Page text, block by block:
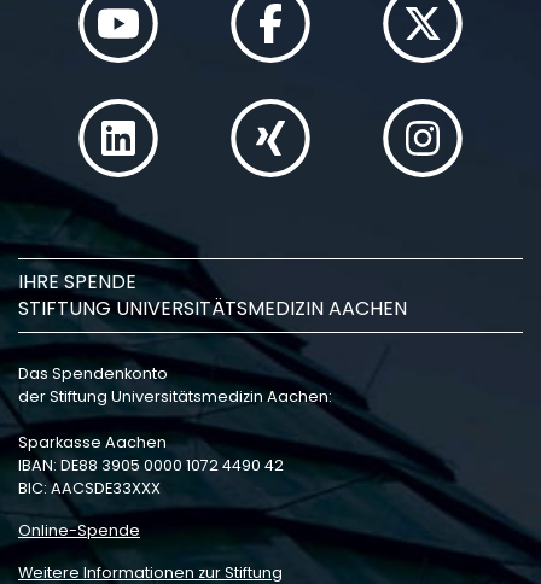
IHRE SPENDE
STIFTUNG UNIVERSITÄTSMEDIZIN AACHEN
Das Spendenkonto
der Stiftung Universitätsmedizin Aachen:
Sparkasse Aachen
IBAN: DE88 3905 0000 1072 4490 42
BIC: AACSDE33XXX
Online-Spende
Weitere Informationen zur Stiftung